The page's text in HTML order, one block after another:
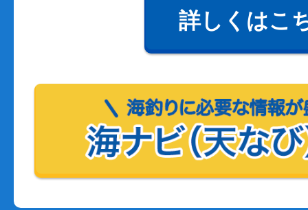
詳しくはこ